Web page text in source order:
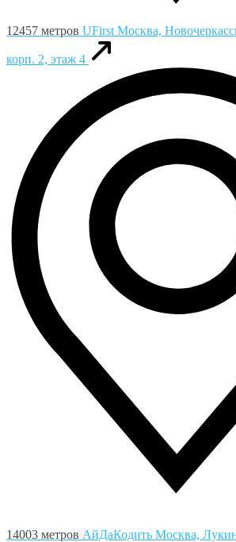
12457 метров UFirst Москва,
корп. 2, этаж 4
14003 метров АйДаКодить Москва,